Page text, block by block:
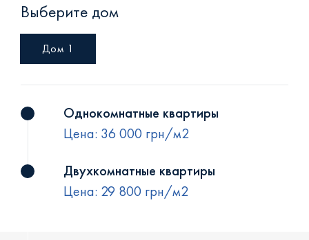
+38 (093) 293 8250
Выберите дом
Дом 1
Однокомнатные квартиры
Цена: 36 000 грн/м2
Двухкомнатные квартиры
Цена: 29 800 грн/м2